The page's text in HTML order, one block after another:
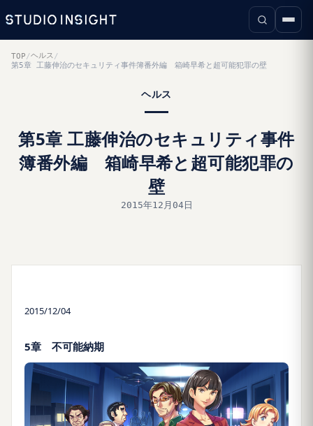
TOP /ヘルス /
第5章 工藤伸治のセキュリティ事件簿番外編 箱崎早希と超可能犯罪の壁
ヘルス
第5章 工藤伸治のセキュリティ事件
簿番外編 箱崎早希と超可能犯罪の
壁
2015年12月04日
2015/12/04
5章 不可能納期